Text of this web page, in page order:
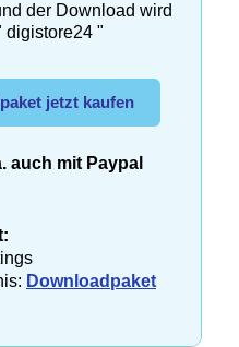
der Download wird
digistore24 "
jetzt kaufen
auch mit Paypal
Downloadpaket